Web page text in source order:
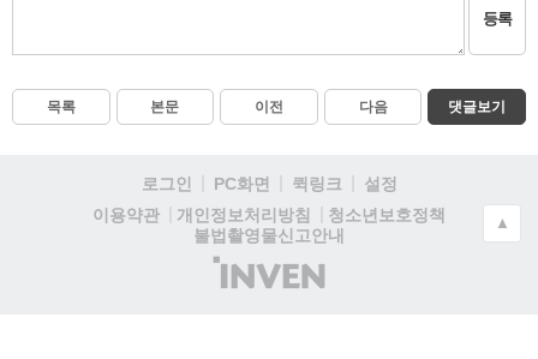
등록
목록 본문 이전 다음 댓글보기
로그인 PC화면 퀵링크
설정
이용약관
개인정보처리방침
청소년보호정책
불법촬영물신고안내
(주)
인
▲